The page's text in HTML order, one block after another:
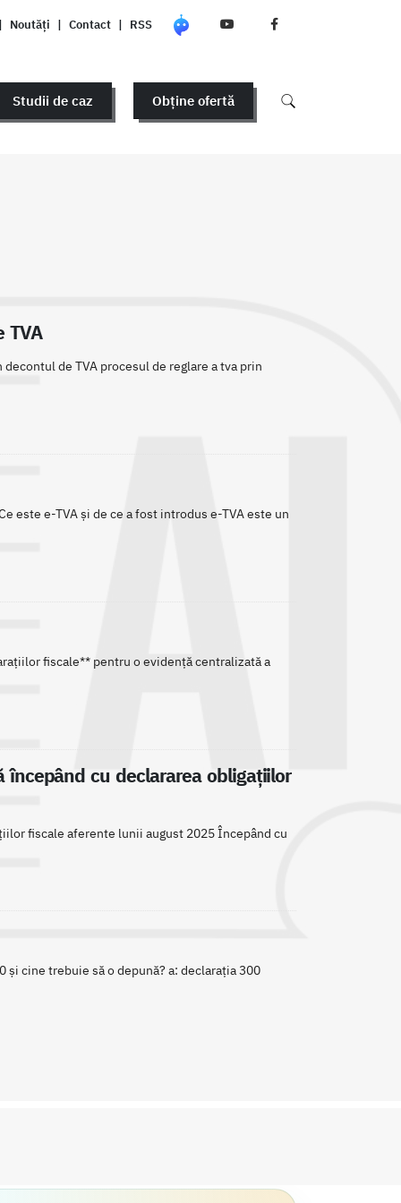
Noutăți | Contact | RSS
Studii de caz Obține ofertă
TVA
de TVA procesul de reglare a tva prin
este e-TVA și de ce a fost introdus e-TVA este un
fiscale** pentru o evidență centralizată a
începând cu declararea obligațiilor
fiscale aferente lunii august 2025 Începând cu
și cine trebuie să o depună? a: declarația 300